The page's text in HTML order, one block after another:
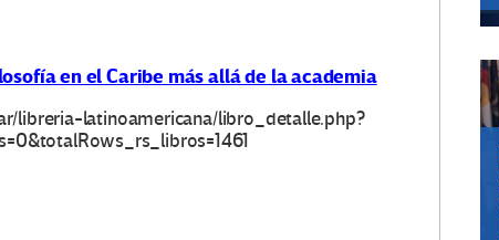
en el Caribe más allá de la academia
libreria-latinoamericana/libro_detalle.php?